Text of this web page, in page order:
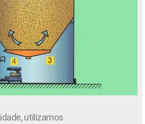
utilizamos